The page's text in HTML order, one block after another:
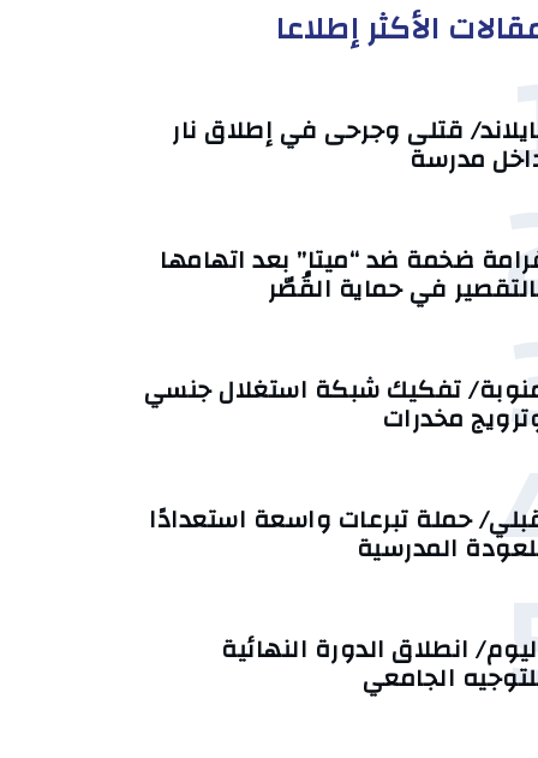
الأكثر إطلاعا
قتلى وجرحى في إطلاق نار
مدرسة
ضخمة ضد “ميتا” بعد اتهامها
في حماية القُصّر
تفكيك شبكة استغلال جنسي
مخدرات
حملة تبرعات واسعة استعدادًا
المدرسية
انطلاق الدورة النهائية
الجامعي